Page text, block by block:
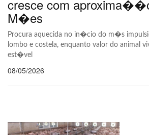
cresce com
M�es
Procura aquecida no in�cio do m�s
lombo e costela, enquanto valor do animal
est�vel
08/05/2026